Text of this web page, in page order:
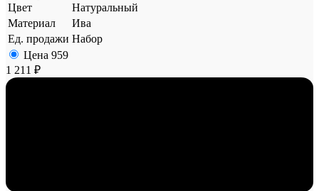
Цвет
Натуральный
Материал
Ива
Ед. продажи Набор
Цена 959
1 211 ₽